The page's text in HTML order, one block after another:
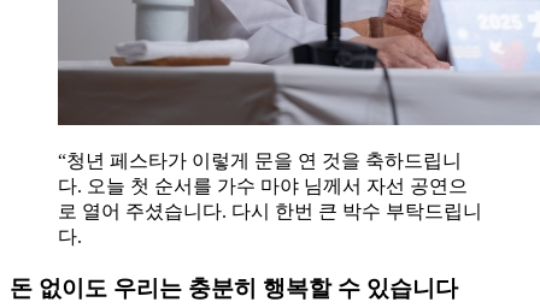
“청년 페스타가 이렇게 문을 연 것을 축하드립니
다. 오늘 첫 순서를 가수 마야 님께서 자선 공연으
로 열어 주셨습니다. 다시 한번 큰 박수 부탁드립니
다.
돈 없이도 우리는 충분히 행복할 수 있습니다